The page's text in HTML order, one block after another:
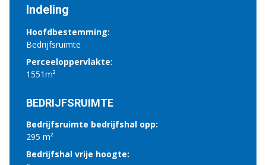
Indeling
Hoofdbestemming:
Bedrijfsruimte
Perceeloppervlakte:
1551m²
BEDRIJFSRUIMTE
Bedrijfsruimte bedrijfshal opp:
295 m²
Bedrijfshal vrije hoogte: